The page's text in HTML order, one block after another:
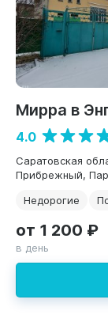
Мирра в
4.0
Саратовская
Прибрежный,
Недорогие
от 1 200 ₽
в день